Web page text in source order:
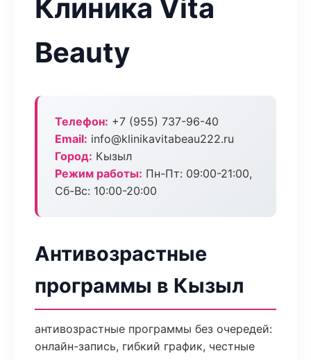
Клиника Vita
Beauty
Телефон: +7 (955) 737-96-40
Email: info@klinikavitabeau222.ru
Город: Кызыл
Режим работы: Пн-Пт: 09:00-21:00,
Сб-Вс: 10:00-20:00
Антивозрастные
программы в Кызыл
антивозрастные программы без очередей:
онлайн-запись, гибкий график, честные